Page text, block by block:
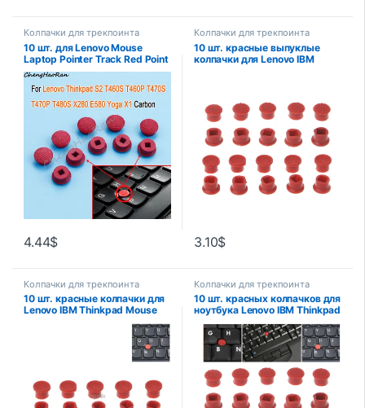
Колпачки для трекпоинта
10 шт. для Lenovo Mouse
Laptop Pointer Track Red Point
Cap для Thinkpad S2 T460S
T460P T470S T470P T480S
X280 E580 Yoga X1 Carbon
4.44$
Колпачки для трекпоинта
10 шт. красные выпуклые
колпачки для Lenovo IBM
3.10$
Колпачки для трекпоинта
10 шт. красные колпачки для
Lenovo IBM Thinkpad Mouse
Laptop Pointer TrackPoint Cap
2 типа Z08 Прямая поставка
Колпачки для трекпоинта
10 шт. красных колпачков для
ноутбука Lenovo IBM Thinkpad
Mouse TrackPoint Cap 2 типа